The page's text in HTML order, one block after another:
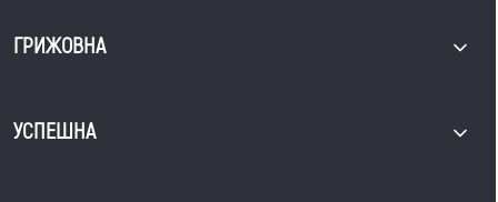
ГРИЖОВНА
УСПЕШНА